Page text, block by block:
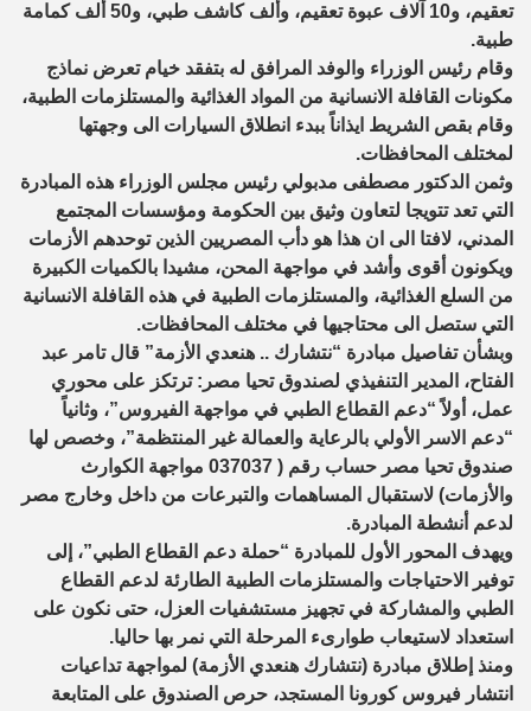
تعقيم، و10 آلاف عبوة تعقيم، وألف كاشف طبي، و50 ألف كمامة
طبية.
وقام رئيس الوزراء والوفد المرافق له بتفقد خيام تعرض نماذج
مكونات القافلة الانسانية من المواد الغذائية والمستلزمات الطبية،
وقام بقص الشريط ايذاناً ببدء انطلاق السيارات الى وجهتها
لمختلف المحافظات.
وثمن الدكتور مصطفى مدبولي رئيس مجلس الوزراء هذه المبادرة
التي تعد تتويجا لتعاون وثيق بين الحكومة ومؤسسات المجتمع
المدني، لافتا الى ان هذا هو دأب المصريين الذين توحدهم الأزمات
ويكونون أقوى وأشد في مواجهة المحن، مشيدا بالكميات الكبيرة
من السلع الغذائية، والمستلزمات الطبية في هذه القافلة الانسانية
التي ستصل الى محتاجيها في مختلف المحافظات.
وبشأن تفاصيل مبادرة “نتشارك .. هنعدي الأزمة” قال تامر عبد
الفتاح، المدير التنفيذي لصندوق تحيا مصر: ترتكز على محوري
عمل، أولاً “دعم القطاع الطبي في مواجهة الفيروس”، وثانياً
“دعم الاسر الأولي بالرعاية والعمالة غير المنتظمة”، وخصص لها
صندوق تحيا مصر حساب رقم ( 037037 مواجهة الكوارث
والأزمات) لاستقبال المساهمات والتبرعات من داخل وخارج مصر
لدعم أنشطة المبادرة.
ويهدف المحور الأول للمبادرة “حملة دعم القطاع الطبي”، إلى
توفير الاحتياجات والمستلزمات الطبية الطارئة لدعم القطاع
الطبي والمشاركة في تجهيز مستشفيات العزل، حتى نكون على
استعداد لاستيعاب طوارىء المرحلة التي نمر بها حاليا.
ومنذ إطلاق مبادرة (نتشارك هنعدي الأزمة) لمواجهة تداعيات
انتشار فيروس كورونا المستجد، حرص الصندوق على المتابعة